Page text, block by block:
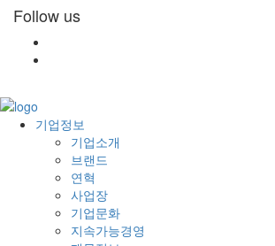
Follow us
기업정보
기업소개
브랜드
연혁
사업장
기업문화
지속가능경영